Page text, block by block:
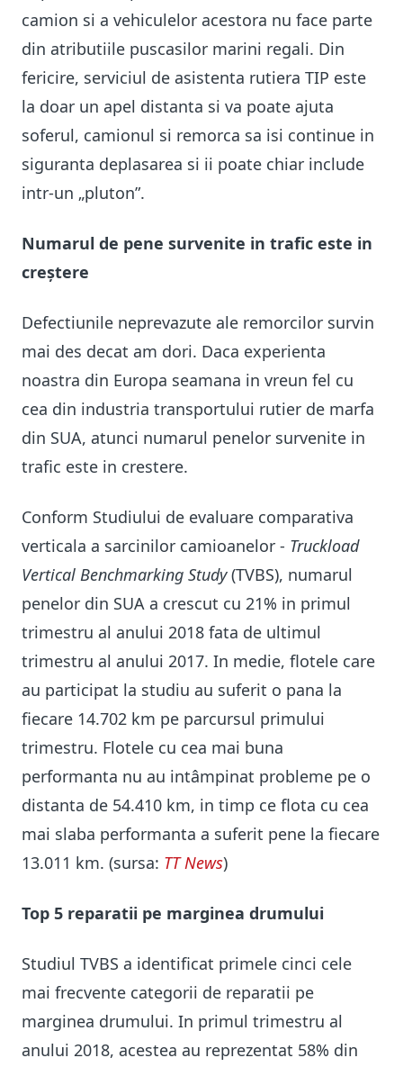
camion si a vehiculelor acestora nu face parte
din atributiile puscasilor marini regali. Din
fericire, serviciul de asistenta rutiera TIP este
la doar un apel distanta si va poate ajuta
soferul, camionul si remorca sa isi continue in
siguranta deplasarea si ii poate chiar include
intr-un „pluton”.
Numarul de pene survenite in trafic este in
creștere
Defectiunile neprevazute ale remorcilor survin
mai des decat am dori. Daca experienta
noastra din Europa seamana in vreun fel cu
cea din industria transportului rutier de marfa
din SUA, atunci numarul penelor survenite in
trafic este in crestere.
Conform Studiului de evaluare comparativa
verticala a sarcinilor camioanelor - Truckload
Vertical Benchmarking Study(TVBS), numarul
penelor din SUA a crescut cu 21% in primul
trimestru al anului 2018 fata de ultimul
trimestru al anului 2017. In medie, flotele care
au participat la studiu au suferit o pana la
fiecare 14.702 km pe parcursul primului
trimestru. Flotele cu cea mai buna
performanta nu au intâmpinat probleme pe o
distanta de 54.410 km, in timp ce flota cu cea
mai slaba performanta a suferit pene la fiecare
13.011 km. (sursa: TT News)
Top 5 reparatii pe marginea drumului
Studiul TVBS a identificat primele cinci cele
mai frecvente categorii de reparatii pe
marginea drumului. In primul trimestru al
anului 2018, acestea au reprezentat 58% din